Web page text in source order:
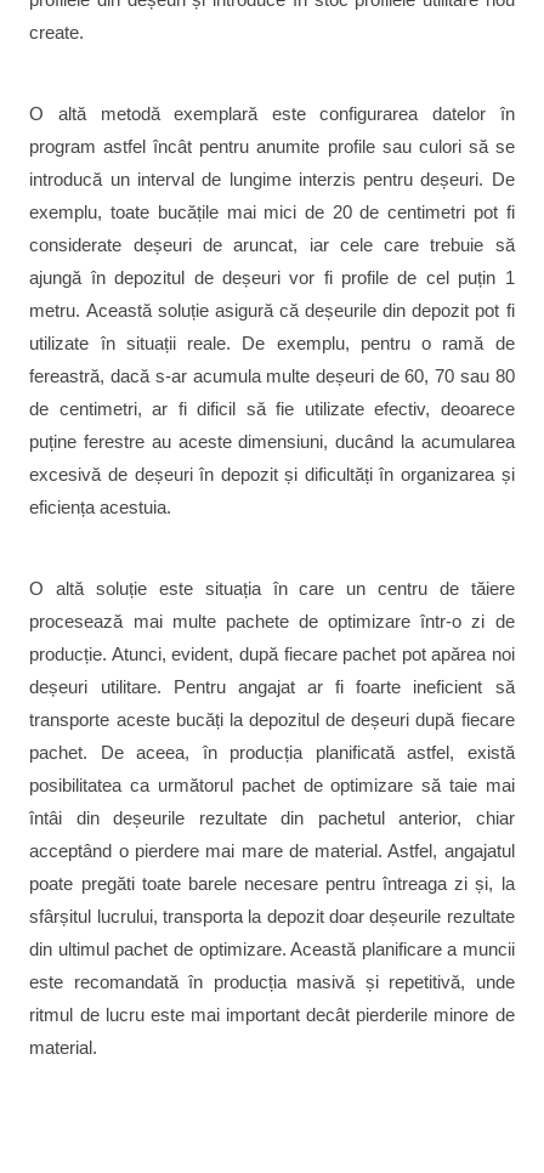
create.
O altă metodă exemplară este configurarea datelor în
program astfel încât pentru anumite profile sau culori să se
introducă un interval de lungime interzis pentru deșeuri. De
exemplu, toate bucățile mai mici de 20 de centimetri pot fi
considerate deșeuri de aruncat, iar cele care trebuie să
ajungă în depozitul de deșeuri vor fi profile de cel puțin 1
metru. Această soluție asigură că deșeurile din depozit pot fi
utilizate în situații reale. De exemplu, pentru o ramă de
fereastră, dacă s-ar acumula multe deșeuri de 60, 70 sau 80
de centimetri, ar fi dificil să fie utilizate efectiv, deoarece
puține ferestre au aceste dimensiuni, ducând la acumularea
excesivă de deșeuri în depozit și dificultăți în organizarea și
eficiența acestuia.
O altă soluție este situația în care un centru de tăiere
procesează mai multe pachete de optimizare într-o zi de
producție. Atunci, evident, după fiecare pachet pot apărea noi
deșeuri utilitare. Pentru angajat ar fi foarte ineficient să
transporte aceste bucăți la depozitul de deșeuri după fiecare
pachet. De aceea, în producția planificată astfel, există
posibilitatea ca următorul pachet de optimizare să taie mai
întâi din deșeurile rezultate din pachetul anterior, chiar
acceptând o pierdere mai mare de material. Astfel, angajatul
poate pregăti toate barele necesare pentru întreaga zi și, la
sfârșitul lucrului, transporta la depozit doar deșeurile rezultate
din ultimul pachet de optimizare. Această planificare a muncii
este recomandată în producția masivă și repetitivă, unde
ritmul de lucru este mai important decât pierderile minore de
material.